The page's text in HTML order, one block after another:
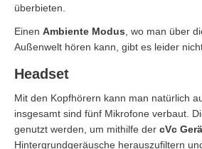
überbieten.
Einen Ambiente Modus, wo man über
Außenwelt hören kann, gibt es leider
Headset
Mit den Kopfhörern kann man natürlich
insgesamt sind fünf Mikrofone verbaut.
genutzt werden, um mithilfe der cVc
Hintergrundgeräusche herauszufiltern